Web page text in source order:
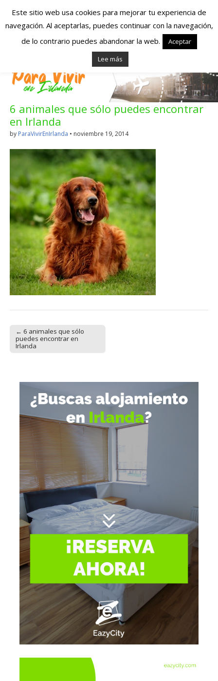
Españoles en
Irlanda – Vivir en
Irlanda – Trabajo
en Irlanda –
Alojamiento en
Irlanda
Blog dedicado a los que viven, estudian y trabajan en
Irlanda!
6 animales que sólo puedes encontrar
en Irlanda
by ParaVivirEnIrlanda • noviembre 19, 2014
Post navigation
← 6 animales que sólo
puedes encontrar en
Irlanda
Este sitio web usa cookies para mejorar tu experiencia de
navegación. Al aceptarlas, puedes continuar con la navegación,
de lo contrario puedes abandonar la web.
Aceptar
Lee más